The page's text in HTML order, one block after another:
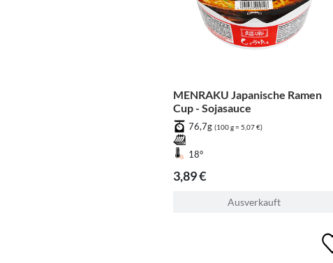
MENRAKU Japanische Ramen
Cup - Sojasauce
76,7g (100 g = 5,07 €)
18°
3,89 €
Ausverkauft